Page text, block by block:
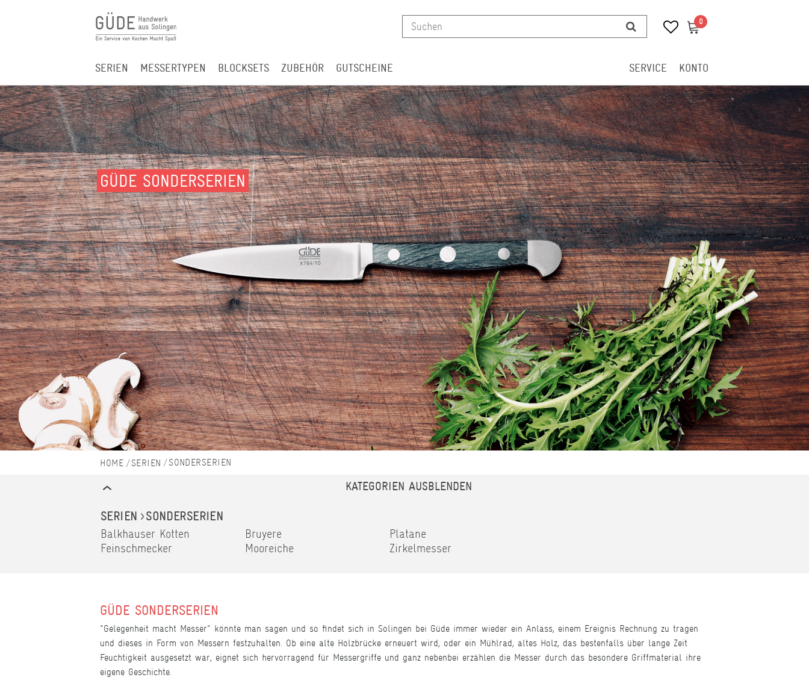
0 0
SERIEN MESSERTYPEN BLOCKSETS ZUBEHÖR GUTSCHEINE SERVICE KONTO
GÜDE SONDERSERIEN
SERIEN SONDERSERIEN
KATEGORIEN AUSBLENDEN
SERIEN
SONDERSERIEN
Balkhauser Kotten
Feinschmecker
Bruyere
Mooreiche
Platane
Zirkelmesser
GÜDE SONDERSERIEN
"Gelegenheit macht Messer" könnte man sagen und so findet sich in Solingen bei Güde immer wieder ein Anlass, einem Ereignis Rechnung zu tragen
und dieses in Form von Messern festzuhalten. Ob eine alte Holzbrücke erneuert wird, oder ein Mühlrad, altes Holz, das bestenfalls über lange Zeit
Feuchtigkeit ausgesetzt war, eignet sich hervorragend für Messergriffe und ganz nebenbei erzählen die Messer durch das besondere Griffmaterial ihre
eigene Geschichte.